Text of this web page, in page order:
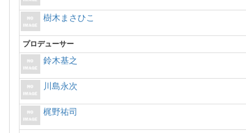
樹木まさひこ
プロデューサー
鈴木基之
川島永次
梶野祐司